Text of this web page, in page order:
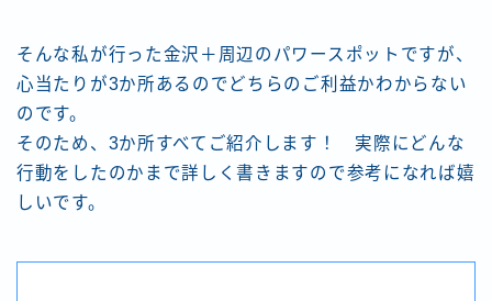
そんな私が行った金沢＋周辺のパワースポットですが、
心当たりが3か所あるのでどちらのご利益かわからない
のです。
そのため、3か所すべてご紹介します！ 実際にどんな
行動をしたのかまで詳しく書きますので参考になれば嬉
しいです。